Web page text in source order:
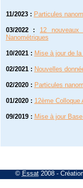
11/2023: Particules
03/2022:
12
Nanométriques
10/2021: Mise à jour de
02/2021: Nouvelles
02/2020: Particules
01/2020: 12ème
09/2019: Mise à jour
© Essat2008 -